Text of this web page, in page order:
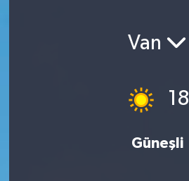
Van
18
Güneşli